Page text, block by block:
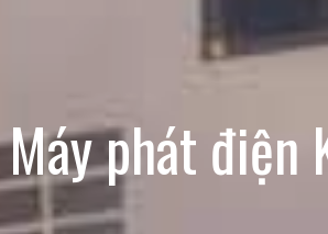
Máy phát điện